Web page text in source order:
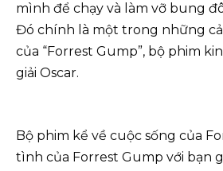
mình để chạy và làm vỡ bung
Đó chính là một trong những
của “Forrest Gump”, bộ phim
giải Oscar.
Bộ phim kể về cuộc sống của
tình của Forrest Gump với bạn